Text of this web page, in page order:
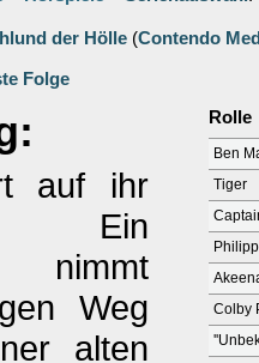
der Hölle (Contendo
Folge
auf ihr
Ein
nimmt
Weg
alten
Rolle
Ben
Tiger
Colby